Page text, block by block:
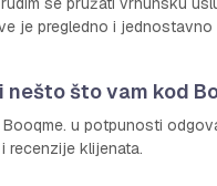
je pregledno i
nešto što vam kod
Booqme. u potpunosti
recenzije klijenata.